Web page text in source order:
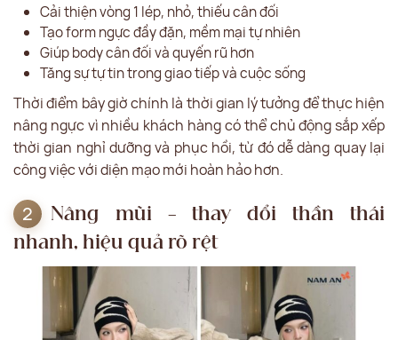
Cải thiện vòng 1 lép, nhỏ, thiếu cân đối
Tạo form ngực đầy đặn, mềm mại tự nhiên
Giúp body cân đối và quyến rũ hơn
Tăng sự tự tin trong giao tiếp và cuộc sống
Thời điểm bây giờ chính là thời gian lý tưởng để thực hiện
nâng ngực vì nhiều khách hàng có thể chủ động sắp xếp
thời gian nghỉ dưỡng và phục hồi, từ đó dễ dàng quay lại
công việc với diện mạo mới hoàn hảo hơn.
Nâng mũi – thay đổi thần thái
nhanh, hiệu quả rõ rệt